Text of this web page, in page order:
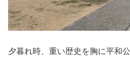
夕暮れ時、重い歴史を胸に平和